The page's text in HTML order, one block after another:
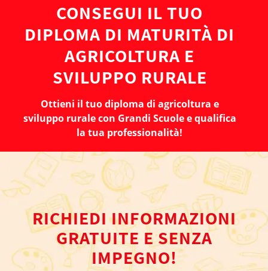
CONSEGUI IL TUO
DIPLOMA DI MATURITÀ DI
AGRICOLTURA E
SVILUPPO RURALE
Ottieni il tuo diploma di agricoltura e
sviluppo rurale con Grandi Scuole e qualifica
la tua professionalità!
RICHIEDI INFORMAZIONI
GRATUITE E SENZA
IMPEGNO!